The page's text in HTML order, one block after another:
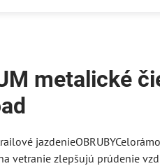
metalické
vetranie zlepšujú prúdenie